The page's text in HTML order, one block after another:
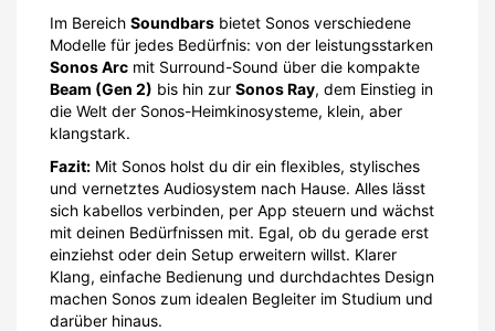
Im Bereich Soundbars bietet Sonos verschiedene
Modelle für jedes Bedürfnis: von der leistungsstarken
Sonos Arc mit Surround-Sound über die kompakte
Beam (Gen 2) bis hin zur Sonos Ray, dem Einstieg in
die Welt der Sonos-Heimkinosysteme, klein, aber
klangstark.
Fazit: Mit Sonos holst du dir ein flexibles, stylisches
und vernetztes Audiosystem nach Hause. Alles lässt
sich kabellos verbinden, per App steuern und wächst
mit deinen Bedürfnissen mit. Egal, ob du gerade erst
einziehst oder dein Setup erweitern willst. Klarer
Klang, einfache Bedienung und durchdachtes Design
machen Sonos zum idealen Begleiter im Studium und
darüber hinaus.